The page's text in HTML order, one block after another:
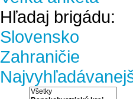
Hľadaj brigádu:
Slovensko
Zahraničie